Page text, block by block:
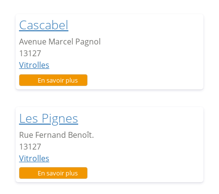
Cascabel
Avenue Marcel Pagnol
13127
Vitrolles
En savoir plussur Cascabel
Les Pignes
Rue Fernand Benoît.
13127
Vitrolles
En savoir plussur Les Pignes